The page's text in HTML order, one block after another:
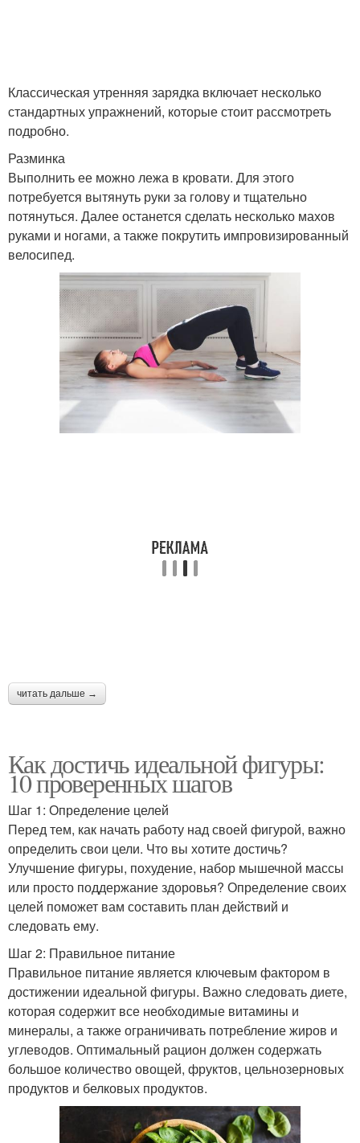
Классическая утренняя зарядка включает несколько
стандартных упражнений, которые стоит рассмотреть
подробно.
Разминка
Выполнить ее можно лежа в кровати. Для этого
потребуется вытянуть руки за голову и тщательно
потянуться. Далее останется сделать несколько махов
руками и ногами, а также покрутить импровизированный
велосипед.
читать дальше →
Как достичь идеальной фигуры:
10 проверенных шагов
Шаг 1: Определение целей
Перед тем, как начать работу над своей фигурой, важно
определить свои цели. Что вы хотите достичь?
Улучшение фигуры, похудение, набор мышечной массы
или просто поддержание здоровья? Определение своих
целей поможет вам составить план действий и
следовать ему.
Шаг 2: Правильное питание
Правильное питание является ключевым фактором в
достижении идеальной фигуры. Важно следовать диете,
которая содержит все необходимые витамины и
минералы, а также ограничивать потребление жиров и
углеводов. Оптимальный рацион должен содержать
большое количество овощей, фруктов, цельнозерновых
продуктов и белковых продуктов.